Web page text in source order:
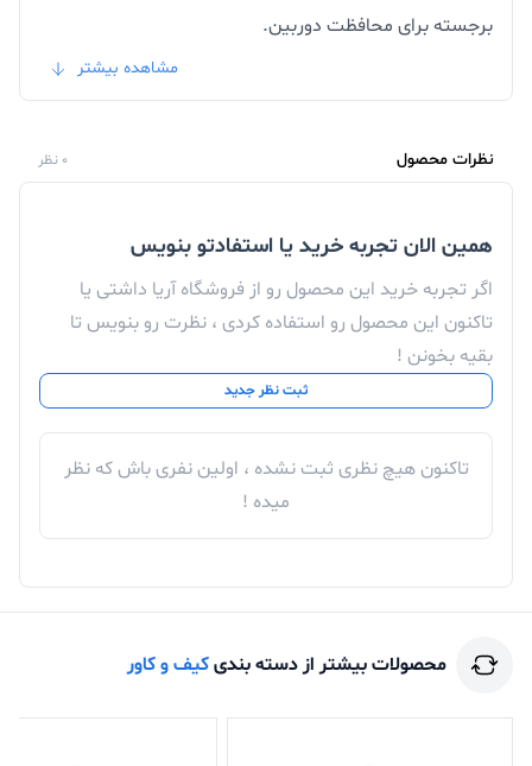
برجسته برای محافظت دوربین.
با پایین ترین قیمت در فروشگاه
تماس باشید.
تجربه یه حس خوب از خرید ツ
مشاهده بیشتر
نظرات محصول 0 نظر
همین الان تجربه خرید یا استفادتو بنویس
اگر تجربه خرید این محصول رو از فروشگاه آریا داشتی یا
تاکنون این محصول رو استفاده کردی ، نظرت رو بنویس تا
بقیه بخونن !
ثبت نظر جدید
تاکنون هیچ نظری ثبت نشده ، اولین نفری باش که نظر
میده !
محصولات بیشتر از دسته بندیکیف و کاور